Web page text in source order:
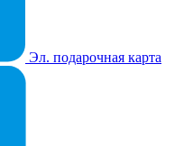
Эл. подарочная карта